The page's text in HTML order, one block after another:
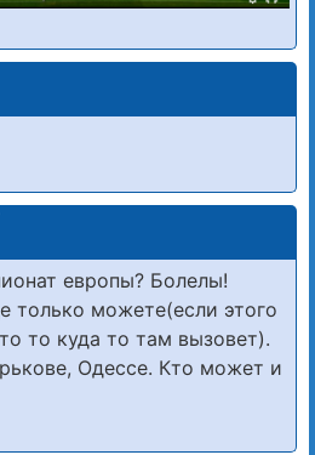
европы? Болелы!
только можете(если этого
то куда то там вызовет).
Одессе. Кто может и